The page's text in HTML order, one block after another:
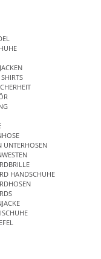
UNTERHOSEN
HANDSCHUHE